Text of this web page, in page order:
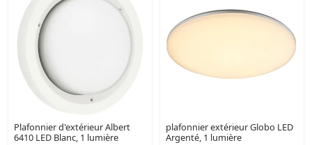
Plafonnier d'extérieur Albert
6410 LED Blanc, 1 lumière
plafonnier extérieur Globo LED
Argenté, 1 lumière